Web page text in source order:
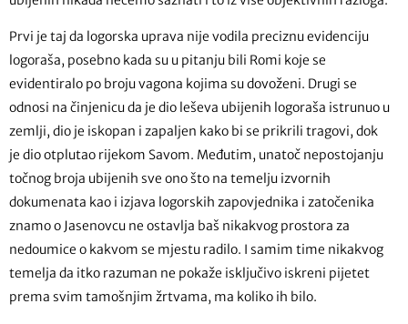
Prvi je taj da logorska uprava nije vodila preciznu evidenciju
logoraša, posebno kada su u pitanju bili Romi koje se
evidentiralo po broju vagona kojima su dovoženi. Drugi se
odnosi na činjenicu da je dio leševa ubijenih logoraša istrunuo u
zemlji, dio je iskopan i zapaljen kako bi se prikrili tragovi, dok
je dio otplutao rijekom Savom. Međutim, unatoč nepostojanju
točnog broja ubijenih sve ono što na temelju izvornih
dokumenata kao i izjava logorskih zapovjednika i zatočenika
znamo o Jasenovcu ne ostavlja baš nikakvog prostora za
nedoumice o kakvom se mjestu radilo. I samim time nikakvog
temelja da itko razuman ne pokaže isključivo iskreni pijetet
prema svim tamošnjim žrtvama, ma koliko ih bilo.